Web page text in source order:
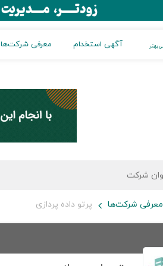
آگهی استخدام معرفی شرکت‌ها
معرفی شرکت‌ها پرتو داده پردازی